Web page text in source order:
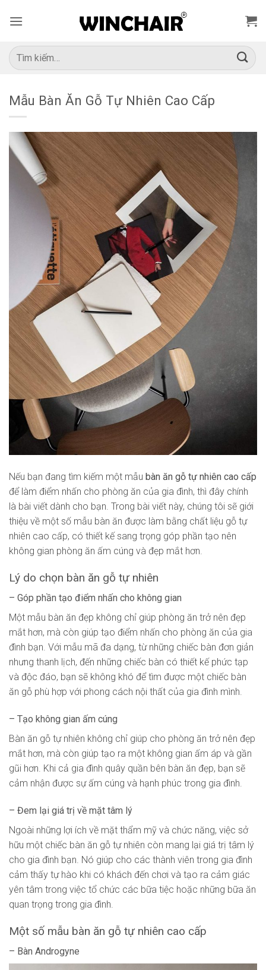
qua
dung
Tìm
kiếm:
Mẫu Bàn Ăn Gỗ Tự Nhiên Cao Cấp
Nếu bạn đang tìm kiếm một mẫu bàn ăn gỗ tự nhiên cao cấp
để làm điểm nhấn cho phòng ăn của gia đình, thì đây chính
là bài viết dành cho bạn. Trong bài viết này, chúng tôi sẽ giới
thiệu về một số mẫu bàn ăn được làm bằng chất liệu gỗ tự
nhiên cao cấp, có thiết kế sang trọng góp phần tạo nên
không gian phòng ăn ấm cúng và đẹp mắt hơn.
Lý do chọn bàn ăn gỗ tự nhiên
– Góp phần tạo điểm nhấn cho không gian
Một mẫu bàn ăn đẹp không chỉ giúp phòng ăn trở nên đẹp
mắt hơn, mà còn giúp tạo điểm nhấn cho phòng ăn của gia
đình bạn. Với mẫu mã đa dạng, từ những chiếc bàn đơn giản
nhưng thanh lịch, đến những chiếc bàn có thiết kế phức tạp
và độc đáo, bạn sẽ không khó để tìm được một chiếc bàn
ăn gỗ phù hợp với phong cách nội thất của gia đình mình.
– Tạo không gian ấm cúng
Bàn ăn gỗ tự nhiên không chỉ giúp cho phòng ăn trở nên đẹp
mắt hơn, mà còn giúp tạo ra một không gian ấm áp và gần
gũi hơn. Khi cả gia đình quây quần bên bàn ăn đẹp, bạn sẽ
cảm nhận được sự ấm cúng và hạnh phúc trong gia đình.
– Đem lại giá trị về mặt tâm lý
Ngoài những lợi ích về mặt thẩm mỹ và chức năng, việc sở
hữu một chiếc bàn ăn gỗ tự nhiên còn mang lại giá trị tâm lý
cho gia đình bạn. Nó giúp cho các thành viên trong gia đình
cảm thấy tự hào khi có khách đến chơi và tạo ra cảm giác
yên tâm trong việc tổ chức các bữa tiệc hoặc những bữa ăn
quan trọng trong gia đình.
Một số mẫu bàn ăn gỗ tự nhiên cao cấp
– Bàn Androgyne